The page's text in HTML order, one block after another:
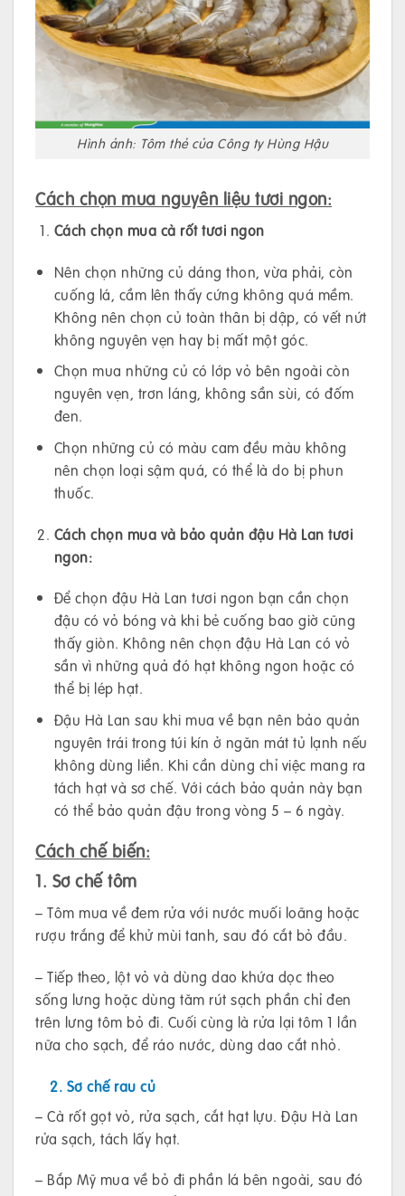
Hình ảnh: Tôm thẻ của Công ty Hùng Hậu
Cách chọn mua nguyên liệu tươi ngon:
Cách chọn mua cà rốt tươi ngon
Nên chọn những củ dáng thon, vừa phải, còn
cuống lá, cầm lên thấy cứng không quá mềm.
Không nên chọn củ toàn thân bị dập, có vết nứt
không nguyên vẹn hay bị mất một góc.
Chọn mua những củ có lớp vỏ bên ngoài còn
nguyên vẹn, trơn láng, không sần sùi, có đốm
đen.
Chọn những củ có màu cam đều màu không
nên chọn loại sậm quá, có thể là do bị phun
thuốc.
Cách chọn mua và bảo quản đậu Hà Lan tươi
ngon:
Để chọn đậu Hà Lan tươi ngon bạn cần chọn
đậu có vỏ bóng và khi bẻ cuống bao giờ cũng
thấy giòn. Không nên chọn đậu Hà Lan có vỏ
sần vì những quả đó hạt không ngon hoặc có
thể bị lép hạt.
Đậu Hà Lan sau khi mua về bạn nên bảo quản
nguyên trái trong túi kín ở ngăn mát tủ lạnh nếu
không dùng liền. Khi cần dùng chỉ việc mang ra
tách hạt và sơ chế. Với cách bảo quản này bạn
có thể bảo quản đậu trong vòng 5 – 6 ngày.
Cách chế biến:
1. Sơ chế tôm
– Tôm mua về đem rửa với nước muối loãng hoặc
rượu trắng để khử mùi tanh, sau đó cắt bỏ đầu.
– Tiếp theo, lột vỏ và dùng dao khứa dọc theo
sống lưng hoặc dùng tăm rút sạch phần chỉ đen
trên lưng tôm bỏ đi. Cuối cùng là rửa lại tôm 1 lần
nữa cho sạch, để ráo nước, dùng dao cắt nhỏ.
2. Sơ chế rau củ
– Cà rốt gọt vỏ, rửa sạch, cắt hạt lựu. Đậu Hà Lan
rửa sạch, tách lấy hạt.
– Bắp Mỹ mua về bỏ đi phần lá bên ngoài, sau đó